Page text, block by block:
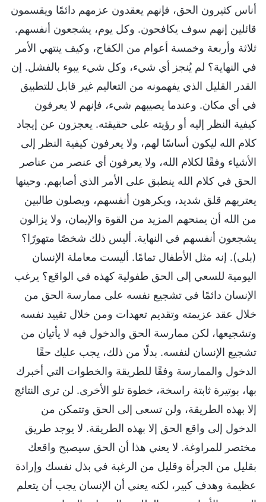
أناس كثيرون الحق، فإنهم يعقدون عزمهم دائمًا ويقسمون
قائلين إنهم سوف يكافحون. وكل يوم، يشجعون أنفسهم.
ثلاثة وأربعة وخمسة أعوام من الكفاح، وكيف ينتهي الأمر
في النهاية؟ لم يُنجز أي شيء، وكل شيء يبوء بالفشل. إن
القدر القليل الذي يفهمونه من التعاليم غير قابل للتطبيق
في أي مكان. وعندما يصيبهم شيء، فإنهم لا يعرفون
كيفية النظر إليه أو رؤيته على حقيقته. يعجزون عن إيجاد
كلام الله ليكون أساسًا لهم، ولا يعرفون كيفية النظر إلى
الأشياء وفقًا لكلام الله، ولا يعرفون أي عنصر من عناصر
الحق في كلام الله ينطبق على الأمر الذي أصابهم. وحينها
يعتريهم قلق شديد، ويكرهون أنفسهم، ويصلون طالبين
من الله أن يمنحهم المزيد من القوة والإيمان، ولا يزالون
يشجعون أنفسهم في النهاية. أليس ذلك شخصًا متهورًا؟
(بلى). إنه مثل الأطفال تمامًا. أليست معاملة الإنسان
اليومية للسعي إلى الحق طفولية كهذه في الواقع؟ يرغب
الإنسان دائمًا في تشجيع نفسه على ممارسة الحق من
خلال عقد عزيمته وتقديم تعهدات ومن خلال تقييد نفسه
وتشجيعها، لكن ممارسة الحق والدخول فيه لا يأتيان من
تشجيع الإنسان لنفسه. بدلًا من ذلك، يجب عليك حقًا
الدخول والممارسة وفقًا للطريقة والخطوات التي أخبرك
بها، بوتيرة ثابتة راسخة، خطوة تلو الأخرى. لن ترى النتائج
إلا بهذه الطريقة، ولن تسعى إلى الحق وتتمكن من
الدخول إلى واقع الحق إلا بهذه الطريقة. لا يوجد طريق
مختصر للمراوغة. لا يعني هذا أن الحق سيصبح واقعك
بقليل من الجرأة وقليل من الرغبة في بذل نفسك وإرادة
عظيمة وهدف كبير، لكنه يعني أن الإنسان يجب أن يتعلم